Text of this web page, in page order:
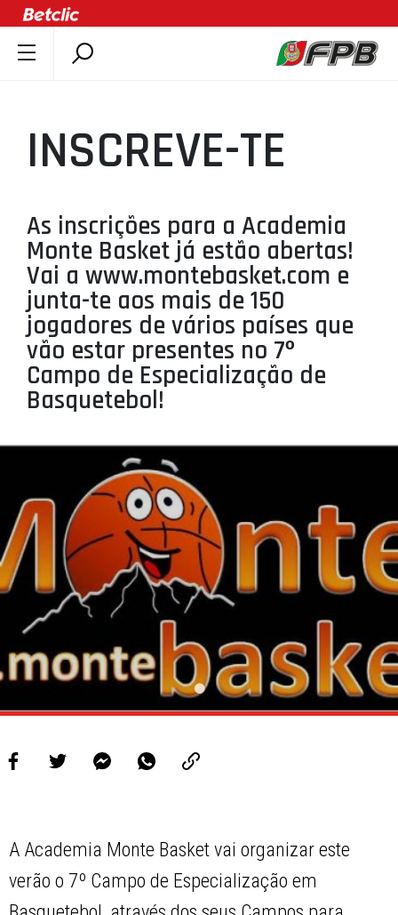
ÚLTIMAS
ASSOCIAÇÕES
CLUBES
AGENTES
AGENDA
SELEÇÕES
MINIBASQUETE
ÁREA TÉCNICA
LIGA BETCLIC MASCULINA
LIGA BETCLIC FEMININA
INSCREVE-TE
As inscrições para a Academia
Monte Basket já estão abertas!
Vai a www.montebasket.com e
junta-te aos mais de 150
jogadores de vários países que
vão estar presentes no 7º
Campo de Especialização de
Basquetebol!
A Academia Monte Basket vai organizar este
verão o 7º Campo de Especialização em